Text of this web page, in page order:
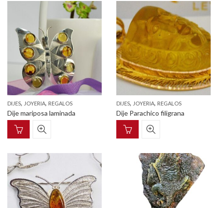
DIJES, JOYERIA, REGALOS
Dije mariposa laminada
DIJES, JOYERIA, REGALOS
Dije Parachico filigrana